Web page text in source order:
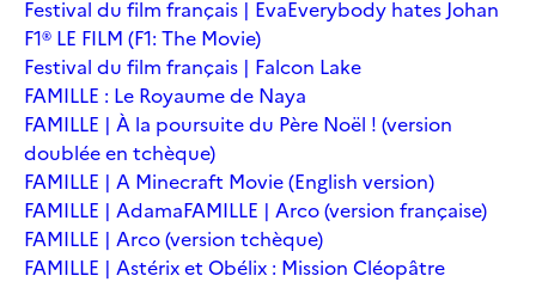
Festival du film français | EvaEverybody hates Johan
F1® LE FILM (F1: The Movie)
Festival du film français | Falcon Lake
FAMILLE : Le Royaume de Naya
FAMILLE | À la poursuite du Père Noël ! (version
doublée en tchèque)
FAMILLE | A Minecraft Movie (English version)
FAMILLE | AdamaFAMILLE | Arco (version française)
FAMILLE | Arco (version tchèque)
FAMILLE | Astérix et Obélix : Mission Cléopâtre